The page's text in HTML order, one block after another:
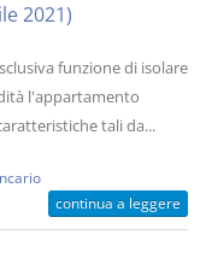
2021)
funzione di isolare
l'appartamento
tali da...
continua a leggere